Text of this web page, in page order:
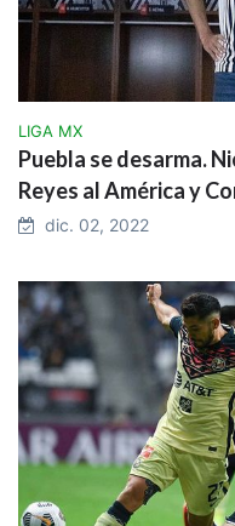
LIGA MX
Puebla se desarma.
Reyes al América y
dic. 02, 2022